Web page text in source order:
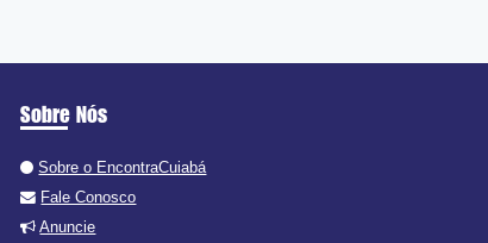
Sobre Nós
Sobre o EncontraCuiabá
Fale Conosco
Anuncie